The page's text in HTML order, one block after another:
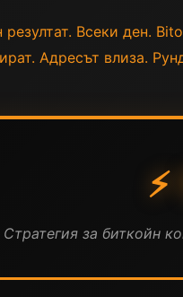
Всеки ден.
Адресът влиза.
Стратегия за биткойн